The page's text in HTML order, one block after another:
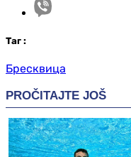
Таг :
Бресквица